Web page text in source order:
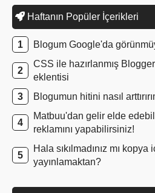
Haftanın Popüler İçerikleri
Blogum Google'da
CSS ile hazırlanmış Blogger
eklentisi
Blogumun hitini nasıl
Matbuu'dan gelir elde
reklamını yapabilirsiniz!
Hala sıkılmadınız mı kopya
yayınlamaktan?